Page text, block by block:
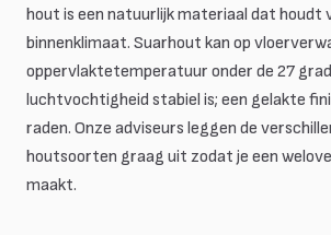
hout is een natuurlijk materiaal dat houdt
binnenklimaat. Suarhout kan op
oppervlaktetemperatuur onder de 27
luchtvochtigheid stabiel is; een gelakte
raden. Onze adviseurs leggen de
houtsoorten graag uit zodat je een
maakt.